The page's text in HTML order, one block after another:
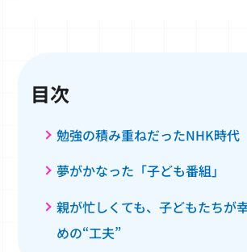
目次
勉強の積み重ねだったNHK時代
夢がかなった「子ども番組」
親が忙しくても、子どもたちが
めの“工夫”